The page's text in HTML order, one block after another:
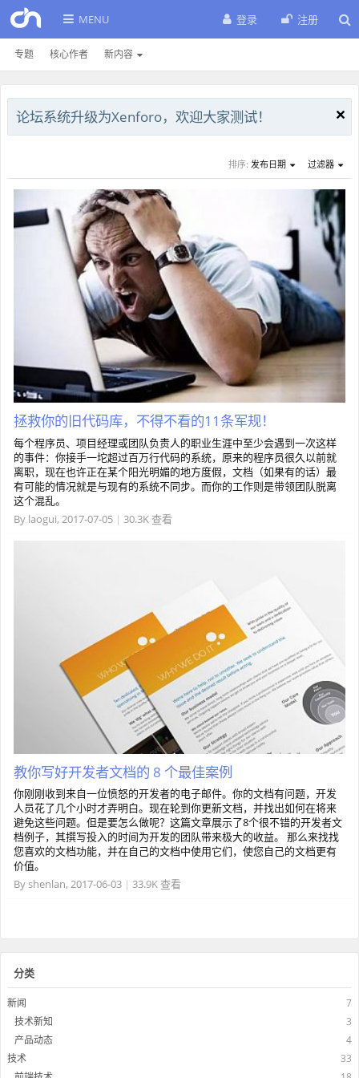
MENU
专题 核心作者 新内容
登录 注册
论坛系统升级为Xenforo，欢迎大家测试！
排序: 发布日期 过滤器
拯救你的旧代码库，不得不看的11条军规！
每个程序员、项目经理或团队负责人的职业生涯中至少会遇到一次这样
的事件：你接手一坨超过百万行代码的系统，原来的程序员很久以前就
离职，现在也许正在某个阳光明媚的地方度假，文档（如果有的话）最
有可能的情况就是与现有的系统不同步。而你的工作则是带领团队脱离
这个混乱。
By laogui, 2017-07-05 | 30.3K 查看
教你写好开发者文档的 8 个最佳案例
你刚刚收到来自一位愤怒的开发者的电子邮件。你的文档有问题，开发
人员花了几个小时才弄明白。现在轮到你更新文档，并找出如何在将来
避免这些问题。但是要怎么做呢？这篇文章展示了8个很不错的开发者文
档例子，其撰写投入的时间为开发的团队带来极大的收益。 那么来找找
您喜欢的文档功能，并在自己的文档中使用它们，使您自己的文档更有
价值。
Byshenlan, 2017-06-03 | 33.9K 查看
分类
新闻
7
技术新知
3
产品动态
4
技术
33